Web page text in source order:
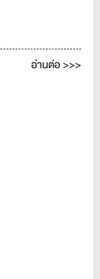
อ่านต่อ >>>